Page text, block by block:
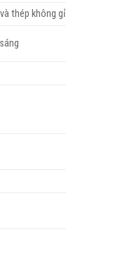
thép không gỉ